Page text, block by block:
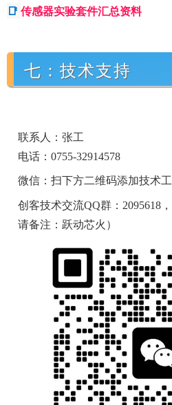
📑 传感器实验套件汇总资料
七：技术支持
联系人：张工
电话：0755-32914578
微信：扫下方二维码添加技术
创客技术交流QQ群：2095618
请备注：跃动芯火）